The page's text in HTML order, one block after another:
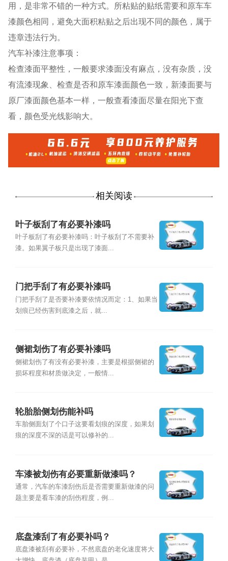
用，是非常不错的一种方式。所粘贴的贴纸需要和原车车
漆颜色相同，避免大面积粘贴之后出现不同的颜色，属于
违章违法行为。
汽车补漆注意事项：
检查漆面平整性，一般要求漆面没有麻点，没有杂质，没
有流漆现象、检查是否和原车漆面颜色一致，新漆面要与
原厂漆面颜色基本一样，一般查看漆面尽量在阳光下查
看，颜色受光线影响大。
相关阅读
叶子板刮了有必要补漆吗
叶子板刮了有必要补漆吗：叶子板刮了不需要补
漆。如果翼子板只是出现了漆面...
门把手刮了有必要补漆吗
门把手刮了是否要补漆要依情况而定：1、如果当
划痕已经伤害到底漆之后，就...
侧裙划伤了有必要补漆吗
侧裙划伤了有没有必要补漆，主要是根据侧裙的
损坏程度和材质做决定，一般情...
轮胎胎侧划伤能补吗
车胎侧面划了个口子这要看划痕的深度，如果划
痕的深度不深的话是可以修补的...
车漆被划伤有必要重新做漆吗？
通常，汽车的车漆刮伤后是否需要重新做漆的问
题主要是看车漆的刮伤程度，例...
底盘漆刮了有必要补吗？
底盘漆被刮有必要补，不然底盘的老化速度将大